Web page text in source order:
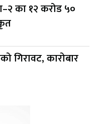
का १२ करोड ५०
गिरावट, कारोबार